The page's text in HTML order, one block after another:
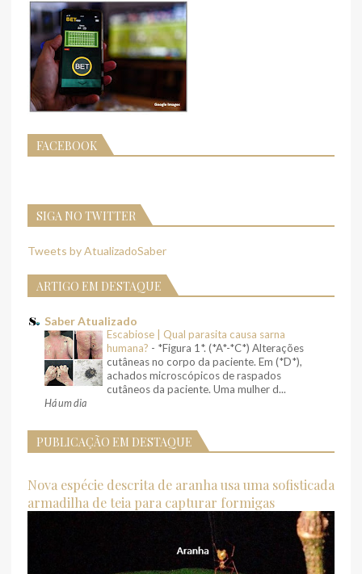
FACEBOOK
SIGA NO TWITTER
Tweets by AtualizadoSaber
ARTIGO EM DESTAQUE
Saber Atualizado
Escabiose | Qual parasita causa sarna
humana? - *Figura 1*. (*A*-*C*) Alterações
cutâneas no corpo da paciente. Em (*D*),
achados microscópicos de raspados
cutâneos da paciente. Uma mulher d...
Há um dia
PUBLICAÇÃO EM DESTAQUE
Nova espécie descrita de aranha usa uma sofisticada
armadilha de teia para capturar formigas